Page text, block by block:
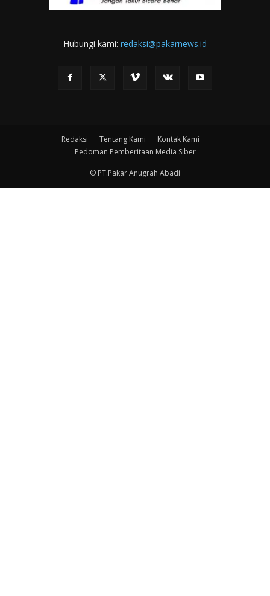
Hubungi kami: redaksi@pakarnews.id
Redaksi Tentang Kami
Kontak Kami
Pedoman Pemberitaan Media Siber
© PT.Pakar Anugrah Abadi